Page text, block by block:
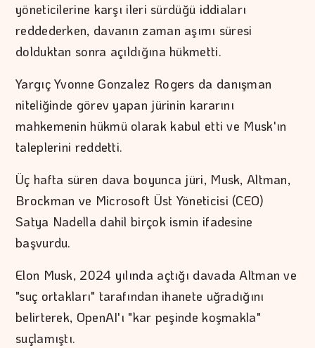
yöneticilerine karşı ileri sürdüğü iddiaları
reddederken, davanın zaman aşımı süresi
dolduktan sonra açıldığına hükmetti.
Yargıç Yvonne Gonzalez Rogers da danışman
niteliğinde görev yapan jürinin kararını
mahkemenin hükmü olarak kabul etti ve Musk'ın
taleplerini reddetti.
Üç hafta süren dava boyunca jüri, Musk, Altman,
Brockman ve Microsoft Üst Yöneticisi (CEO)
Satya Nadella dahil birçok ismin ifadesine
başvurdu.
Elon Musk, 2024 yılında açtığı davada Altman ve
"suç ortakları" tarafından ihanete uğradığını
belirterek, OpenAI'ı "kar peşinde koşmakla"
suçlamıştı.